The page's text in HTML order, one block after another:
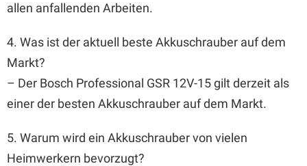
allen anfallenden Arbeiten.
4. Was ist der aktuell beste Akkuschrauber auf dem
Markt?
– Der Bosch Professional GSR 12V-15 gilt derzeit als
einer der besten Akkuschrauber auf dem Markt.
5. Warum wird ein Akkuschrauber von vielen
Heimwerkern bevorzugt?